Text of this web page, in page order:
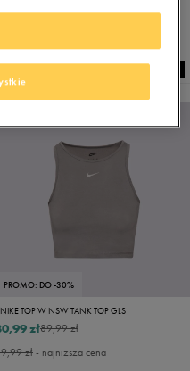
zł- najniższa cena
PROMO: DO -30%
NIKE TOP W NSW TANK TOP GLS
89,99 zł
zł
zł- najniższa cena